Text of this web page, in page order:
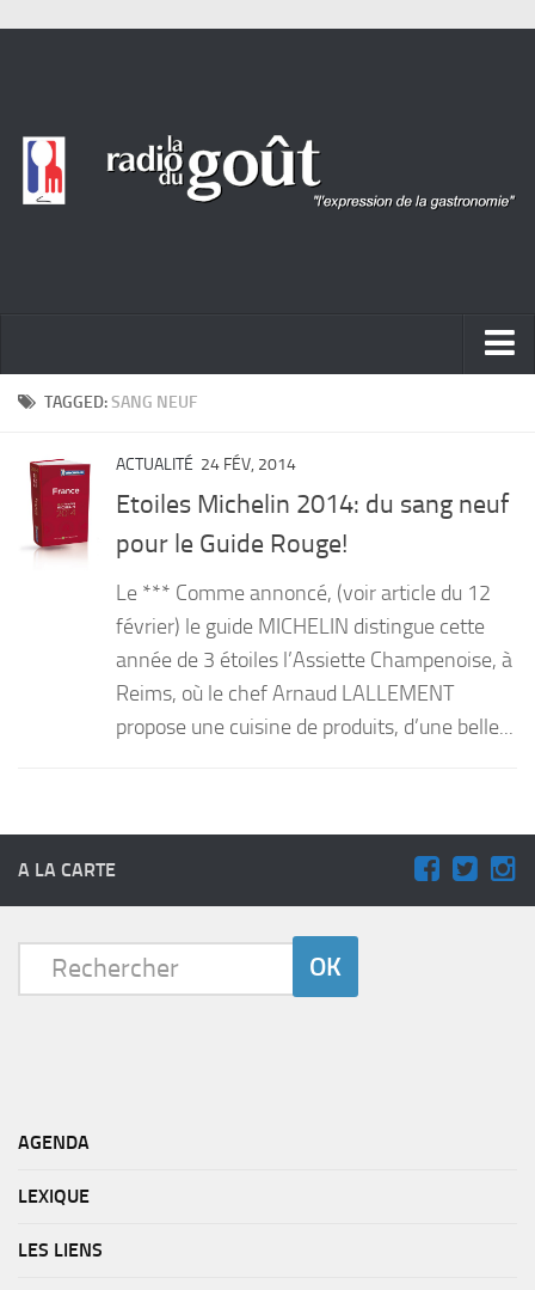
ACTUALITÉ
PORTRAITS
LIVRES
Entrées
Desserts
TAGGED:SANG NEUF
ACTUALITÉ 24 FÉV, 2014
Etoiles Michelin 2014: du sang neuf
pour le Guide Rouge!
Le *** Comme annoncé, (voir article du 12
février) le guide MICHELIN distingue cette
année de 3 étoiles l’Assiette Champenoise, à
Reims, où le chef Arnaud LALLEMENT
propose une cuisine de produits, d’une belle...
A LA CARTE
AGENDA
LEXIQUE
LES LIENS